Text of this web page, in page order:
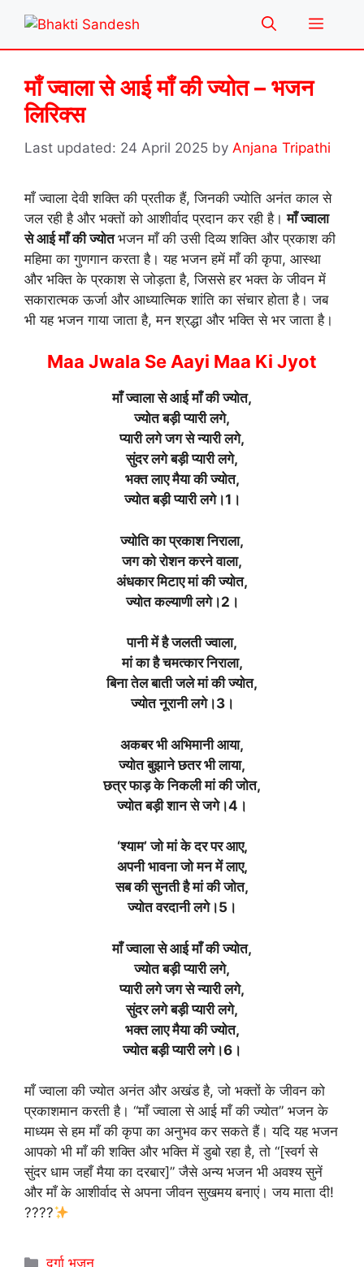
content
Menu
माँ ज्वाला से आई माँ की ज्योत – भजन
लिरिक्स
24 April 2025 by Anjana Tripathi
माँ ज्वाला देवी शक्ति की प्रतीक हैं, जिनकी ज्योति अनंत काल से
जल रही है और भक्तों को आशीर्वाद प्रदान कर रही है।माँ ज्वाला
से आई माँ की ज्योतभजन माँ की उसी दिव्य शक्ति और प्रकाश की
महिमा का गुणगान करता है। यह भजन हमें माँ की कृपा, आस्था
और भक्ति के प्रकाश से जोड़ता है, जिससे हर भक्त के जीवन में
सकारात्मक ऊर्जा और आध्यात्मिक शांति का संचार होता है। जब
भी यह भजन गाया जाता है, मन श्रद्धा और भक्ति से भर जाता है।
Maa Jwala Se Aayi Maa Ki Jyot
माँ ज्वाला से आई माँ की ज्योत,
ज्योत बड़ी प्यारी लगे,
प्यारी लगे जग से न्यारी लगे,
सुंदर लगे बड़ी प्यारी लगे,
भक्त लाए मैया की ज्योत,
ज्योत बड़ी प्यारी लगे।1।
ज्योति का प्रकाश निराला,
जग को रोशन करने वाला,
अंधकार मिटाए मां की ज्योत,
ज्योत कल्याणी लगे।2।
पानी में है जलती ज्वाला,
मां का है चमत्कार निराला,
बिना तेल बाती जले मां की ज्योत,
ज्योत नूरानी लगे।3।
अकबर भी अभिमानी आया,
ज्योत बुझाने छतर भी लाया,
छत्र फाड़ के निकली मां की जोत,
ज्योत बड़ी शान से जगे।4।
‘श्याम’ जो मां के दर पर आए,
अपनी भावना जो मन में लाए,
सब की सुनती है मां की जोत,
ज्योत वरदानी लगे।5।
माँ ज्वाला से आई माँ की ज्योत,
ज्योत बड़ी प्यारी लगे,
प्यारी लगे जग से न्यारी लगे,
सुंदर लगे बड़ी प्यारी लगे,
भक्त लाए मैया की ज्योत,
ज्योत बड़ी प्यारी लगे।6।
माँ ज्वाला की ज्योत अनंत और अखंड है, जो भक्तों के जीवन को
प्रकाशमान करती है। “माँ ज्वाला से आई माँ की ज्योत” भजन के
माध्यम से हम माँ की कृपा का अनुभव कर सकते हैं। यदि यह भजन
आपको भी माँ की शक्ति और भक्ति में डुबो रहा है, तो “[स्वर्ग से
सुंदर धाम जहाँ मैया का दरबार]” जैसे अन्य भजन भी अवश्य सुनें
और माँ के आशीर्वाद से अपना जीवन सुखमय बनाएं। जय माता दी!
????
Categories
दुर्गा भजन